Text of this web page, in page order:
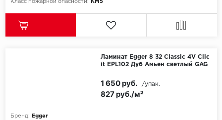
Класс пожарной опасности:
КМ5
Ламинат Egger 8 32 Classic 4V Clic
it EPL102 Дуб Амьен светлый GAG
Бренд:
Egger
827 руб./м²
1 650 руб. /упак.